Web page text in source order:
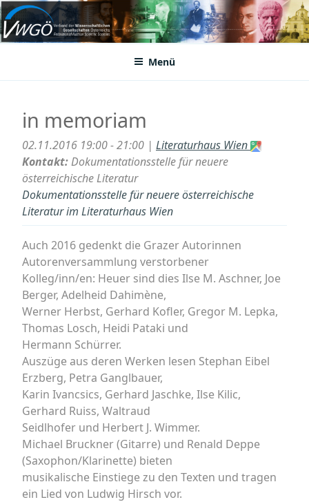
Zum
Inhalt
springenVWGÖ
Federation of Austrian Scientific Societies
Menü
in memoriam
02.11.2016 19:00 - 21:00 | Literaturhaus Wien
Kontakt:Dokumentationsstelle für neuere
österreichische Literatur
Dokumentationsstelle für neuere österreichische
Literatur im Literaturhaus Wien
Auch 2016 gedenkt die Grazer Autorinnen
Autorenversammlung verstorbener
Kolleg/inn/en: Heuer sind dies Ilse M. Aschner, Joe
Berger, Adelheid Dahimène,
Werner Herbst, Gerhard Kofler, Gregor M. Lepka,
Thomas Losch, Heidi Pataki und
Hermann Schürrer.
Auszüge aus deren Werken lesen Stephan Eibel
Erzberg, Petra Ganglbauer,
Karin Ivancsics, Gerhard Jaschke, Ilse Kilic,
Gerhard Ruiss, Waltraud
Seidlhofer und Herbert J. Wimmer.
Michael Bruckner (Gitarre) und Renald Deppe
(Saxophon/Klarinette) bieten
musikalische Einstiege zu den Texten und tragen
ein Lied von Ludwig Hirsch vor.